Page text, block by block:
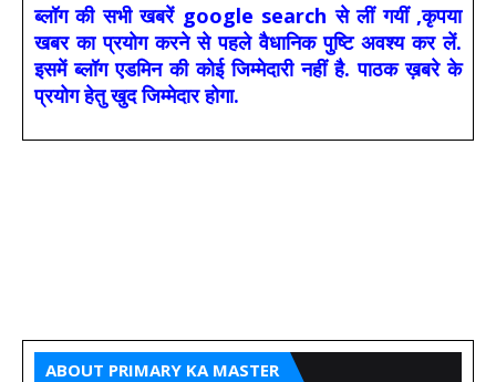
ब्लॉग की सभी खबरें google search से लीं गयीं ,कृपया
खबर का प्रयोग करने से पहले वैधानिक पुष्टि अवश्य कर लें.
इसमें ब्लॉग एडमिन की कोई जिम्मेदारी नहीं है. पाठक ख़बरे के
प्रयोग हेतु खुद जिम्मेदार होगा.
ABOUT PRIMARY KA MASTER